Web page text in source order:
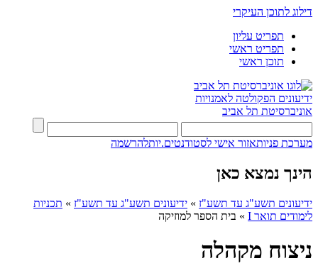
דילוג לתוכן העיקרי
תפריט עליון
תפריט ראשי
תוכן ראשי
ידיעונים הפקולטה לאמנויות
אוניברסיטת תל אביב
מערכת פניותאזור אישי לסטודנטים.יותלהרשמה
הינך נמצא כאן
ידיעונים תשע"ג עד תשע"ז » ידיעונים תשע"ג עד תשע"ז » תכניות
לימודים תואר I
» בית הספר למוזיקה
ניצוח מקהלה